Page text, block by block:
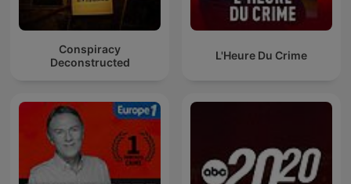
Conspiracy
Deconstructed
L'Heure Du Crime